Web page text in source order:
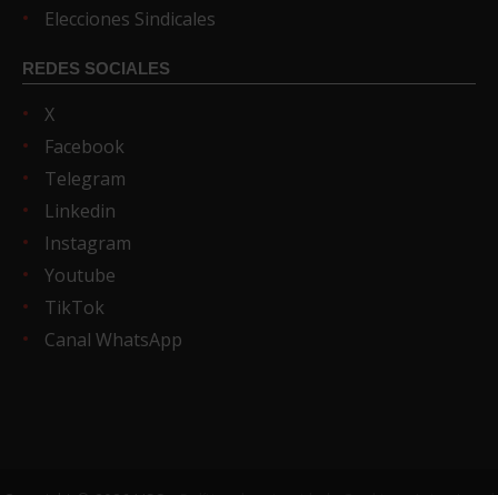
Elecciones Sindicales
REDES SOCIALES
X
Facebook
Telegram
Linkedin
Instagram
Youtube
TikTok
Canal WhatsApp